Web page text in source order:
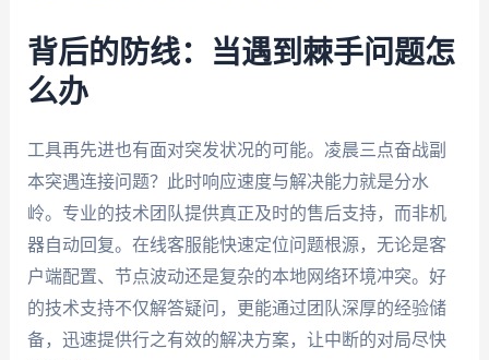
背后的防线：当遇到棘手问题怎
么办
工具再先进也有面对突发状况的可能。凌晨三点奋战副
本突遇连接问题？此时响应速度与解决能力就是分水
岭。专业的技术团队提供真正及时的售后支持，而非机
器自动回复。在线客服能快速定位问题根源，无论是客
户端配置、节点波动还是复杂的本地网络环境冲突。好
的技术支持不仅解答疑问，更能通过团队深厚的经验储
备，迅速提供行之有效的解决方案，让中断的对局尽快